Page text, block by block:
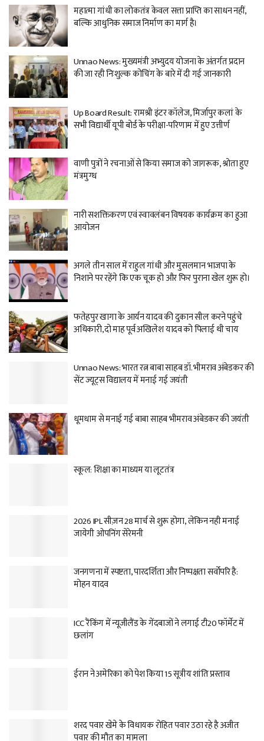
महात्मा गांधी का लोकतंत्र केवल सत्ता प्राप्ति का साधन नहीं,
बल्कि आधुनिक समाज निर्माण का मार्ग है।
Unnao News: मुख्यमंत्री अभ्युदय योजना के अंतर्गत प्रदान
की जा रही निःशुल्क कोचिंग के बारे में दी गई जानकारी
Up Board Result: रामश्री इंटर कॉलेज, मिर्जापुर कलां के
सभी विद्यार्थी यूपी बोर्ड के परीक्षा-परिणाम में हुए उत्तीर्ण
वाणी पुत्रों ने रचनाओं से किया समाज को जागरूक, श्रोता हुए
मंत्रमुग्ध
नारी सशक्तिकरण एवं स्वावलंबन विषयक कार्यक्रम का हुआ
आयोजन
अगले तीन साल में राहुल गांधी और मुसलमान भाजपा के
निशाने पर रहेंगे कि एक चूक हो और फिर पुराना खेल शुरू हो।
फतेहपुर खागा के आर्यन यादव की दुकान सील करने पहुंचे
अधिकारी,दो माह पूर्व अखिलेश यादव को पिलाई थी चाय
Unnao News: भारत रत्न बाबा साहब डॉ. भीमराव अंबेडकर की
सेंट ज्यूट्स विद्यालय में मनाई गई जयंती
धूमधाम से मनाई गई बाबा साहब भीमराव अंबेडकर की जयंती
स्कूल: शिक्षा का माध्यम या लूटतंत्र
2026 IPL सीज़न 28 मार्च से शुरू होगा, लेकिन नही मनाई
जायेगी ओपनिंग सेरेमनी
जनगणना में स्पष्टता, पारदर्शिता और निष्पक्षता सर्वोपरि है:
मोहन यादव
ICC रैंकिंग में न्यूजीलैंड के गेंदबाजों ने लगाई टी20 फॉर्मेट में
छलांग
ईरान ने अमेरिका को पेश किया 15 सूत्रीय शांति प्रस्ताव
शरद पवार खेमे के विधायक रोहित पवार उठा रहे है अजीत
पवार की मौत का मामला